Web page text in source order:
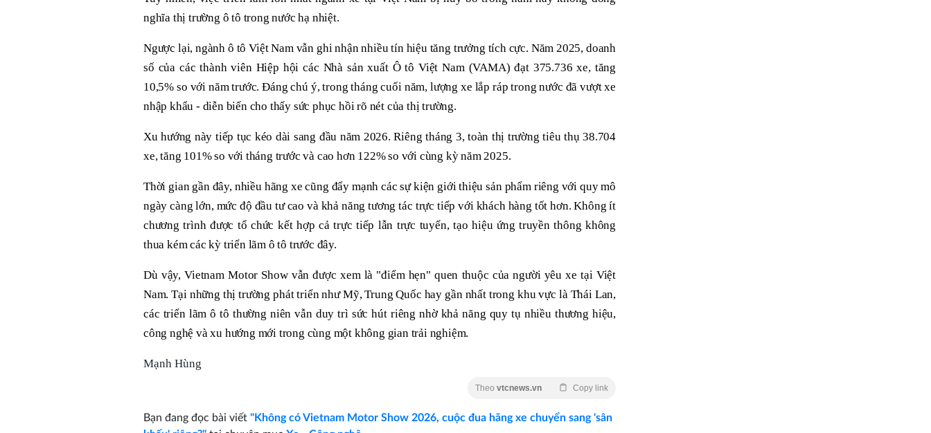
nghĩa thị trường ô tô trong nước hạ nhiệt.
Ngược lại, ngành ô tô Việt Nam vẫn ghi nhận nhiều tín hiệu tăng trưởng tích cực. Năm 2025, doanh
số của các thành viên Hiệp hội các Nhà sản xuất Ô tô Việt Nam (VAMA) đạt 375.736 xe, tăng
10,5% so với năm trước. Đáng chú ý, trong tháng cuối năm, lượng xe lắp ráp trong nước đã vượt xe
nhập khẩu - diễn biến cho thấy sức phục hồi rõ nét của thị trường.
Xu hướng này tiếp tục kéo dài sang đầu năm 2026. Riêng tháng 3, toàn thị trường tiêu thụ 38.704
xe, tăng 101% so với tháng trước và cao hơn 122% so với cùng kỳ năm 2025.
Thời gian gần đây, nhiều hãng xe cũng đẩy mạnh các sự kiện giới thiệu sản phẩm riêng với quy mô
ngày càng lớn, mức độ đầu tư cao và khả năng tương tác trực tiếp với khách hàng tốt hơn. Không ít
chương trình được tổ chức kết hợp cả trực tiếp lẫn trực tuyến, tạo hiệu ứng truyền thông không
thua kém các kỳ triển lãm ô tô trước đây.
Dù vậy, Vietnam Motor Show vẫn được xem là "điểm hẹn" quen thuộc của người yêu xe tại Việt
Nam. Tại những thị trường phát triển như Mỹ, Trung Quốc hay gần nhất trong khu vực là Thái Lan,
các triển lãm ô tô thường niên vẫn duy trì sức hút riêng nhờ khả năng quy tụ nhiều thương hiệu,
công nghệ và xu hướng mới trong cùng một không gian trải nghiệm.
Mạnh Hùng
Theo vtcnews.vn Copy link
Bạn đang đọc bài viết "Không có Vietnam Motor Show 2026, cuộc đua hãng xe chuyển sang 'sân